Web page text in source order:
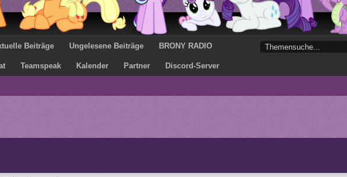
Beiträge Ungelesene Beiträge BRONY RADIO
Teamspeak Kalender Partner Discord-Server